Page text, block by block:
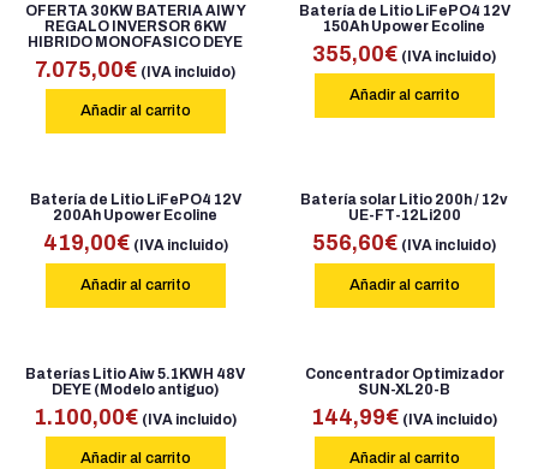
OFERTA 30KW BATERIA AIW Y
REGALO INVERSOR 6KW
HIBRIDO MONOFASICO DEYE
7.075,00€ (IVA incluido)
Añadir al carrito
Batería de Litio LiFePO4 12V
150Ah Upower Ecoline
355,00€ (IVA incluido)
Añadir al carrito
Batería de Litio LiFePO4 12V
200Ah Upower Ecoline
419,00€ (IVA incluido)
Añadir al carrito
Batería solar Litio 200h / 12v
UE-FT-12Li200
556,60€ (IVA incluido)
Añadir al carrito
Baterías Litio Aiw 5.1KWH 48V
DEYE (Modelo antiguo)
1.100,00€ (IVA incluido)
Añadir al carrito
Concentrador Optimizador
SUN-XL20-B
144,99€ (IVA incluido)
Añadir al carrito